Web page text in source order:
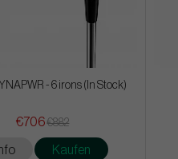
- 6 irons (In Stock)
€706€882
Kaufen